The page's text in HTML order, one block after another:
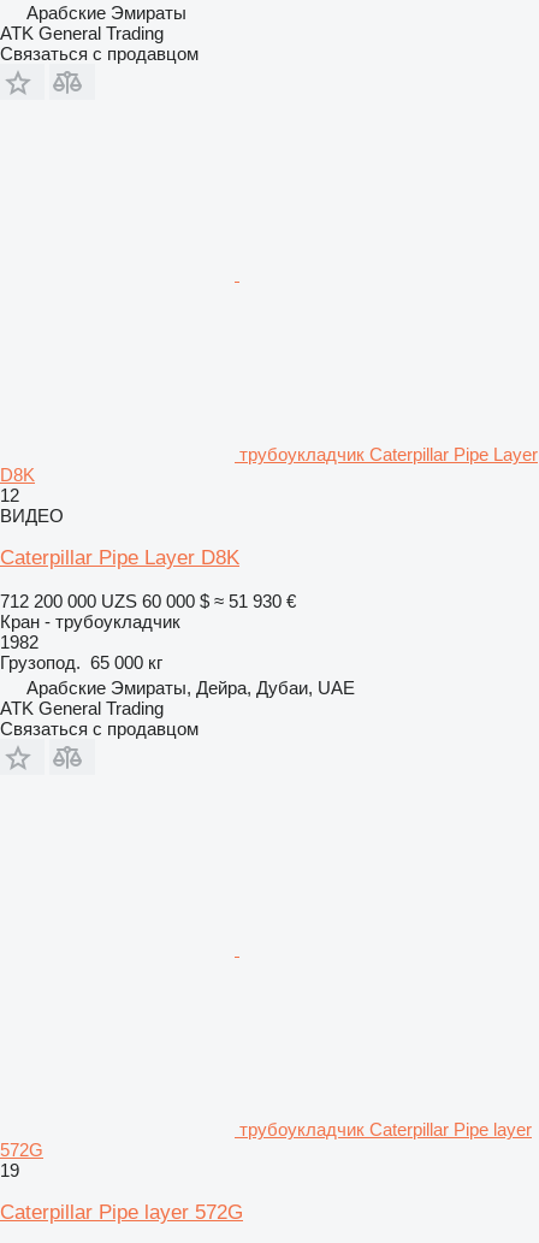
Арабские Эмираты
ATK General Trading
Связаться с продавцом
трубоукладчик Caterpillar Pipe Layer
D8K
12
ВИДЕО
Caterpillar Pipe Layer D8K
712 200 000 UZS 60 000 $ ≈ 51 930 €
Кран - трубоукладчик
1982
Грузопод. 65 000 кг
Арабские Эмираты, Дейра, Дубаи, UAE
ATK General Trading
Связаться с продавцом
трубоукладчик Caterpillar Pipe layer
572G
19
Caterpillar Pipe layer 572G